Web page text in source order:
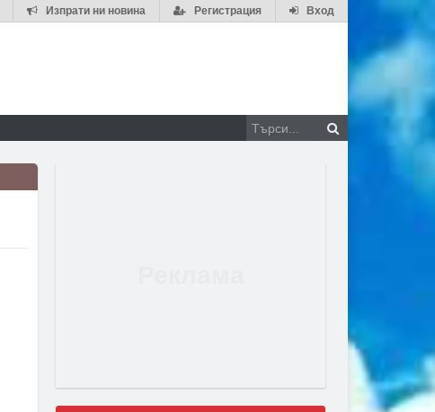
Вход
Регистрация
Изпрати ни новина